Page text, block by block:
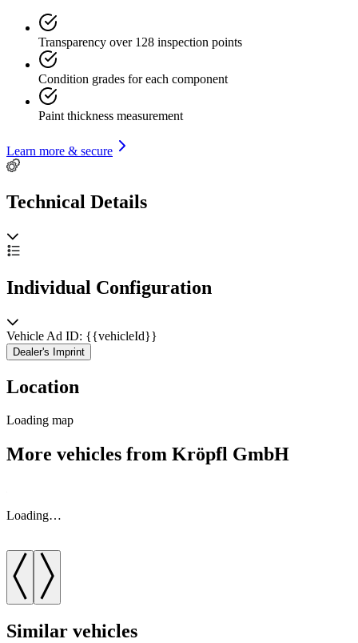
Transparency over 128 inspection points
Condition grades for each component
Paint thickness measurement
Learn more & secure
Technical Details
Individual Configuration
Vehicle Ad ID: {{vehicleId}}
Dealer's Imprint
Location
Loading map
More vehicles from Kröpfl GmbH
Loading…
Similar vehicles